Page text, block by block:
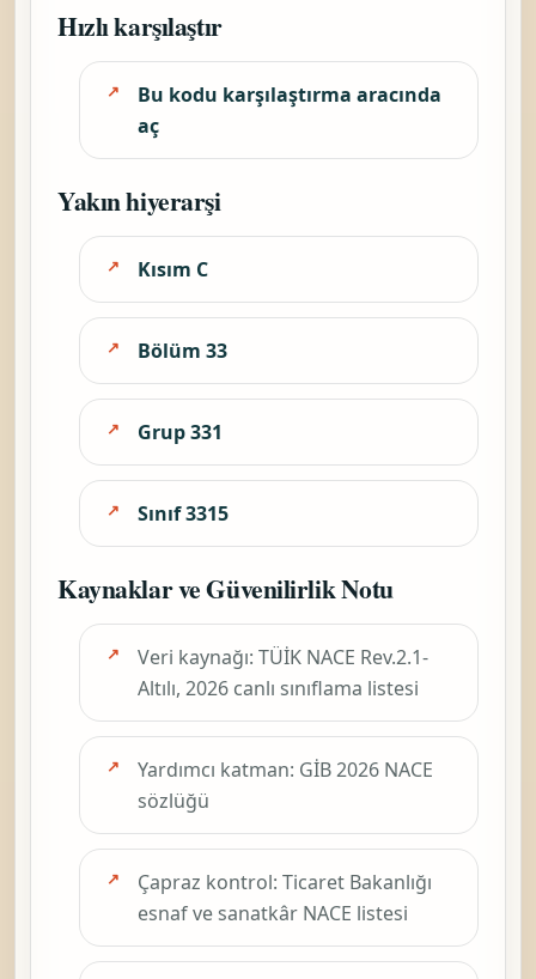
Hızlı karşılaştır
Bu kodu karşılaştırma aracında
aç
Yakın hiyerarşi
Kısım C
Bölüm 33
Grup 331
Sınıf 3315
Kaynaklar ve Güvenilirlik Notu
Veri kaynağı: TÜİK NACE Rev.2.1-
Altılı, 2026 canlı sınıflama listesi
Yardımcı katman: GİB 2026 NACE
sözlüğü
Çapraz kontrol: Ticaret Bakanlığı
esnaf ve sanatkâr NACE listesi